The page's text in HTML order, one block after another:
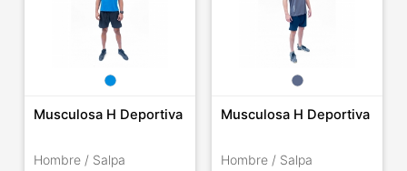
Musculosa H Deportiva
Hombre / Salpa
Musculosa H Deportiva
Hombre / Salpa